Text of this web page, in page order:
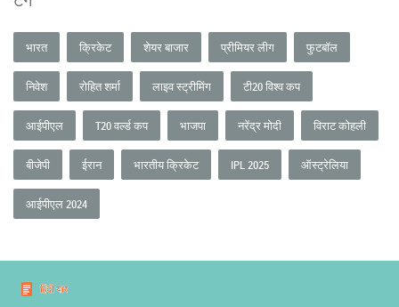
भारत क्रिकेट शेयर बाजार प्रीमियर लीग फुटबॉल
निवेश रोहित शर्मा लाइव स्ट्रीमिंग टी20 विश्व कप
आईपीएल T20 वर्ल्ड कप भाजपा नरेंद्र मोदी विराट कोहली
बीजेपी ईरान भारतीय क्रिकेट IPL 2025 ऑस्ट्रेलिया
आईपीएल 2024